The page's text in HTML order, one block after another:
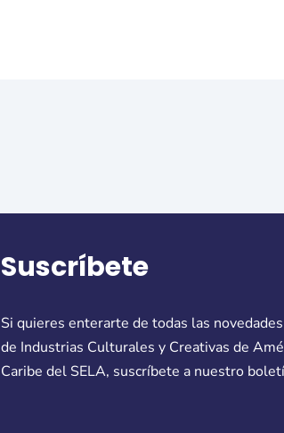
Suscríbete
Si quieres enterarte de todas las
de Industrias Culturales y Creativas de
Caribe del SELA, suscríbete a nuestro